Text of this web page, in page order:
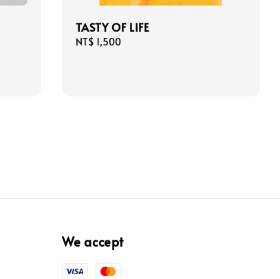
TASTY OF LIFE
Regular
NT$ 1,500
We accept